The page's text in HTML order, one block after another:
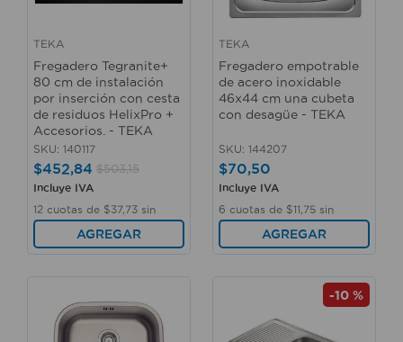
TEKA
Fregadero Tegranite+
80 cm de instalación
por inserción con cesta
de residuos HelixPro +
Accesorios. - TEKA
SKU: 140117
$452,84 $503,15
Incluye IVA
12 cuotas de $37, 73 sin
interés
AGREGAR
TEKA
Fregadero empotrable
de acero inoxidable
46x44 cm una cubeta
con desagüe - TEKA
SKU: 144207
$70,50
Incluye IVA
6 cuotas de $11 75 sin
interés
AGREGAR
-10 %